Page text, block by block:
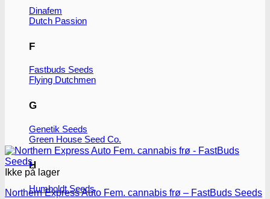
Dinafem
Dutch Passion
F
Fastbuds Seeds
Flying Dutchmen
G
Genetik Seeds
Green House Seed Co.
H
Humboldt Seeds
Ikke på lager
Northern Express Auto Fem. cannabis frø – FastBuds Seeds